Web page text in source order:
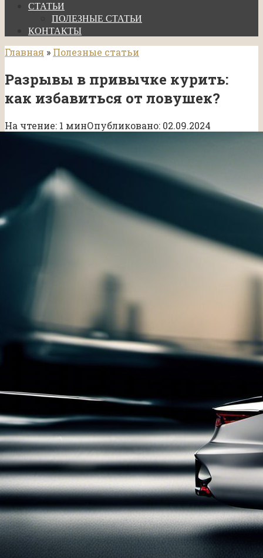
СТАТЬИ
ПОЛЕЗНЫЕ СТАТЬИ
КОНТАКТЫ
Главная » Полезные статьи
Разрывы в привычке курить:
как избавиться от ловушек?
На чтение: 1 минОпубликовано: 02.09.2024